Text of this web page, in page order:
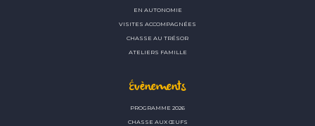
EN AUTONOMIE
VISITES ACCOMPAGNÉES
CHASSE AU TRÉSOR
ATELIERS FAMILLE
Évènements
PROGRAMME 2026
CHASSE AUX ŒUFS